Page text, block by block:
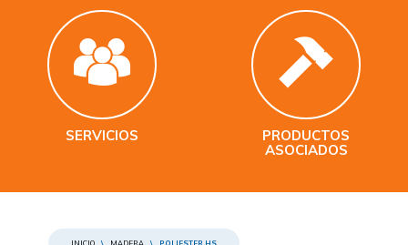
SERVICIOS
PRODUCTOS
ASOCIADOS
INICIO \ MADERA \ POLIESTER HS